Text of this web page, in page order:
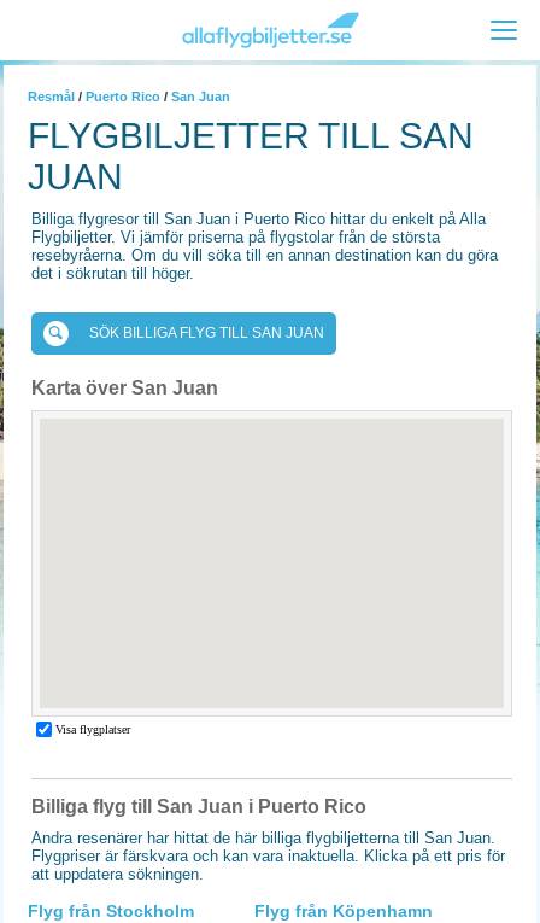
Resmål / Puerto Rico / San Juan
FLYGBILJETTER TILL SAN
JUAN
Billiga flygresor till San Juan i Puerto Rico hittar du enkelt på Alla
Flygbiljetter. Vi jämför priserna på flygstolar från de största
resebyråerna. Om du vill söka till en annan destination kan du göra
det i sökrutan till höger.
SÖK BILLIGA FLYG TILL SAN JUAN
Karta över San Juan
Billiga flyg till San Juan i Puerto Rico
Andra resenärer har hittat de här billiga flygbiljetterna till San Juan.
Flygpriser är färskvara och kan vara inaktuella. Klicka på ett pris för
att uppdatera sökningen.
Flyg från Stockholm Flyg från Köpenhamn